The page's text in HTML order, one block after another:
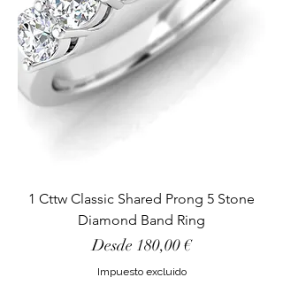
1 Cttw Classic Shared Prong 5 Stone
Diamond Band Ring
Desde 180,00 €
Precio de oferta
Impuesto excluido